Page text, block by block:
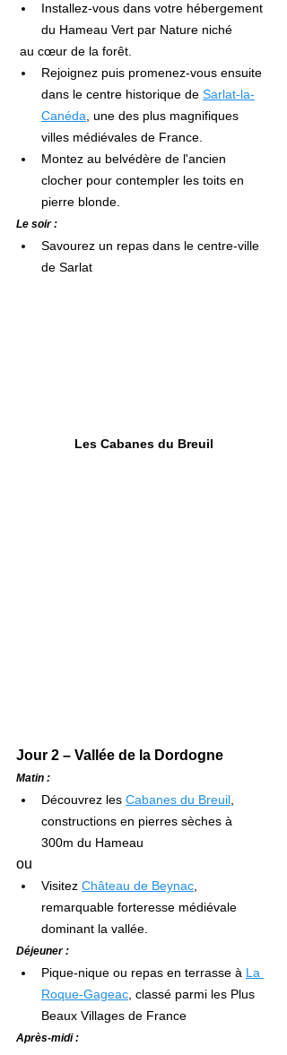
Installez-vous dans votre hébergement
du Hameau Vert par Nature niché
au cœur de la forêt.
Rejoignez puis promenez-vous ensuite
dans le centre historique de Sarlat-la-
Canéda, une des plus magnifiques
villes médiévales de France.
Montez au belvédère de l'ancien
clocher pour contempler les toits en
pierre blonde.
Le soir :
Savourez un repas dans le centre-ville
de Sarlat
Les Cabanes du Breuil
Jour 2 – Vallée de la Dordogne
Matin :
Découvrez les Cabanes du Breuil,
constructions en pierres sèches à
300m du Hameau
ou
Visitez Château de Beynac,
remarquable forteresse médiévale
dominant la vallée.
Déjeuner :
Pique-nique ou repas en terrasse à La
Roque-Gageac, classé parmi les Plus
Beaux Villages de France
Après-midi :